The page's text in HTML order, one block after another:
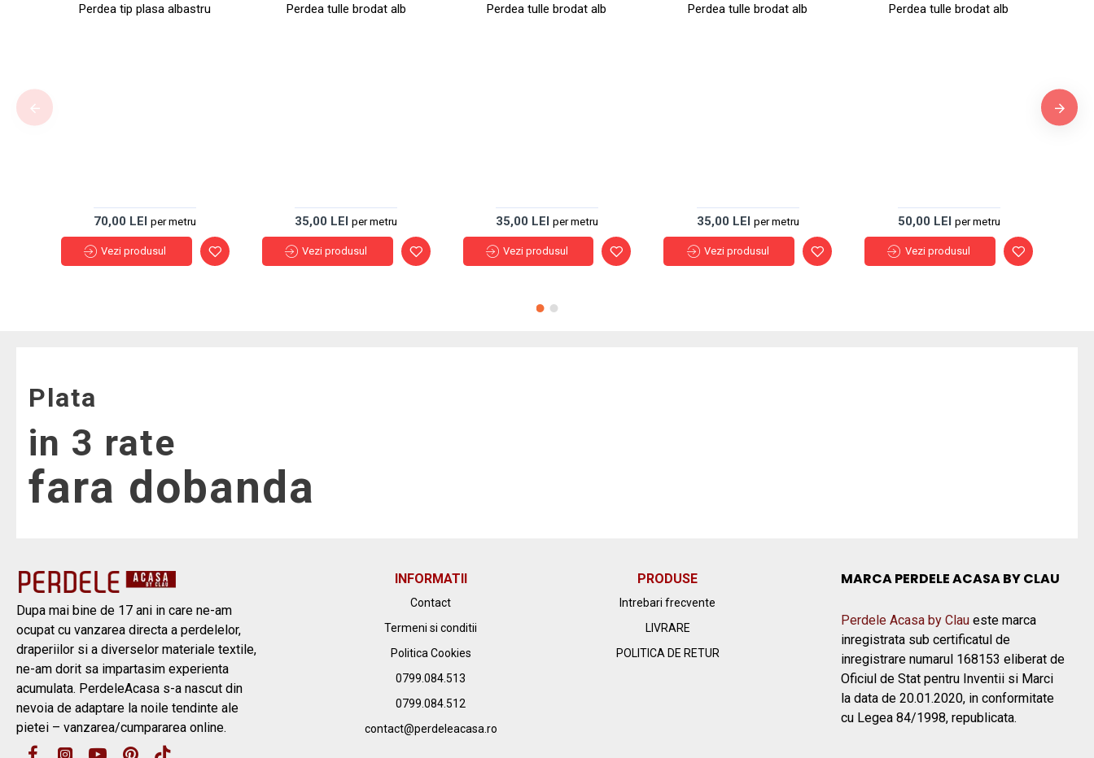
Perdea tip plasa albastru
70,00 LEIper metru
Vezi produsul
Perdea tulle brodat alb
35,00 LEIper metru
Vezi produsul
Perdea tulle brodat alb
35,00 LEI per metru
Vezi produsul
Perdea tulle brodat alb
35,00 LEI per metru
Vezi produsul
Perdea tulle brodat alb
50,00 LEI per metru
Vezi produsul
Plata
in 3 rate
fara dobanda
Dupa mai bine de 17 ani in care ne-am
ocupat cu vanzarea directa a perdelelor,
draperiilor si a diverselor materiale textile,
ne-am dorit sa impartasim experienta
acumulata. PerdeleAcasa s-a nascut din
nevoia de adaptare la noile tendinte ale
pietei – vanzarea/cumpararea online.
INFORMATII
Contact
Termeni si conditii
Politica Cookies
0799.084.513
0799.084.512
contact@perdeleacasa.ro
PRODUSE
Intrebari frecvente
LIVRARE
POLITICA DE RETUR
MARCA PERDELE ACASA BY CLAU
Perdele Acasa by Clau este marca
inregistrata sub certificatul de
inregistrare numarul 168153 eliberat de
Oficiul de Stat pentru Inventii si Marci
la data de 20.01.2020, in conformitate
cu Legea 84/1998, republicata.